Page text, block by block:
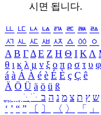
시면 됩니다.
ㅥ ㅦ ㅧ ㅨ ㅩ ㅪ ㅫ ㅬ
ㅺ ㅻ ㅼ ㅽ ㅾ ㅿ ㆀ ㆁ
Α Β ΓΔ Ε Ζ Η Θ Ι ΚΛ
θ ι κ λ μ ν ξ ο π ρ σ τ υ φ
á à Á À é è É È ç Ç ê
Ä Ö Ü ä ö ü ß
ִֶֹ ֻּ ׁׂ ש ץ ת צ מ נ ה ב
‘ ’ “ ” 〔 〕 〈 〉 「 」